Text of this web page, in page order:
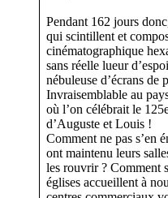
Pendant 162 jours
qui scintillent et
cinématographique
sans réelle lueur
nébuleuse d’écrans de
Invraisemblable au
où l’on célébrait le
d’Auguste et Louis !
Comment ne pas s’en
ont maintenu leurs
les rouvrir ? Comment
églises accueillent à